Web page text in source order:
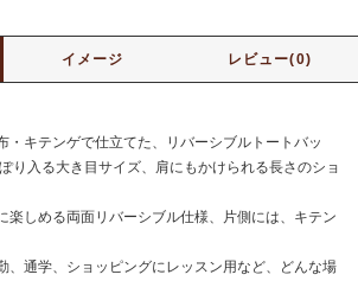
イメージ レビュー(0)
キテンゲで仕立てた、リバーシブルトートバッ
り入る大き目サイズ、肩にもかけられる長さのショ
しめる両面リバーシブル仕様、片側には、キテン
通学、ショッピングにレッスン用など、どんな場